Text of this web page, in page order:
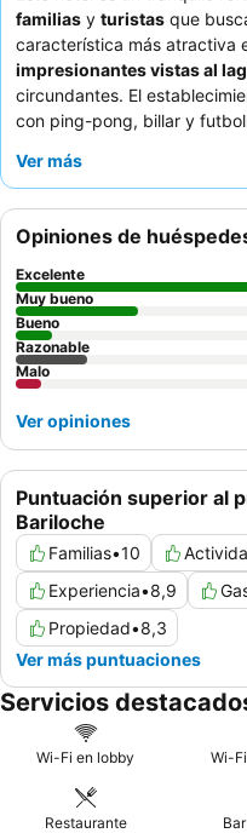
familias y turistas que
característica más atractiva
impresionantes vistas al
circundantes. El
con ping-pong, billar y
personal atento y acogedor
experiencia realmente
habitación convistas a la
el entorno sereno.
Ver más
Puntuación superior al
Bariloche
Familias•10
Experiencia•8,9
Propiedad•8,3
Ver más puntuaciones
Opiniones de
Excelente
Muy bueno
Bueno
Razonable
Malo
Ver opiniones
Servicios
Wi-Fi en lobby Wi-
Restaurante